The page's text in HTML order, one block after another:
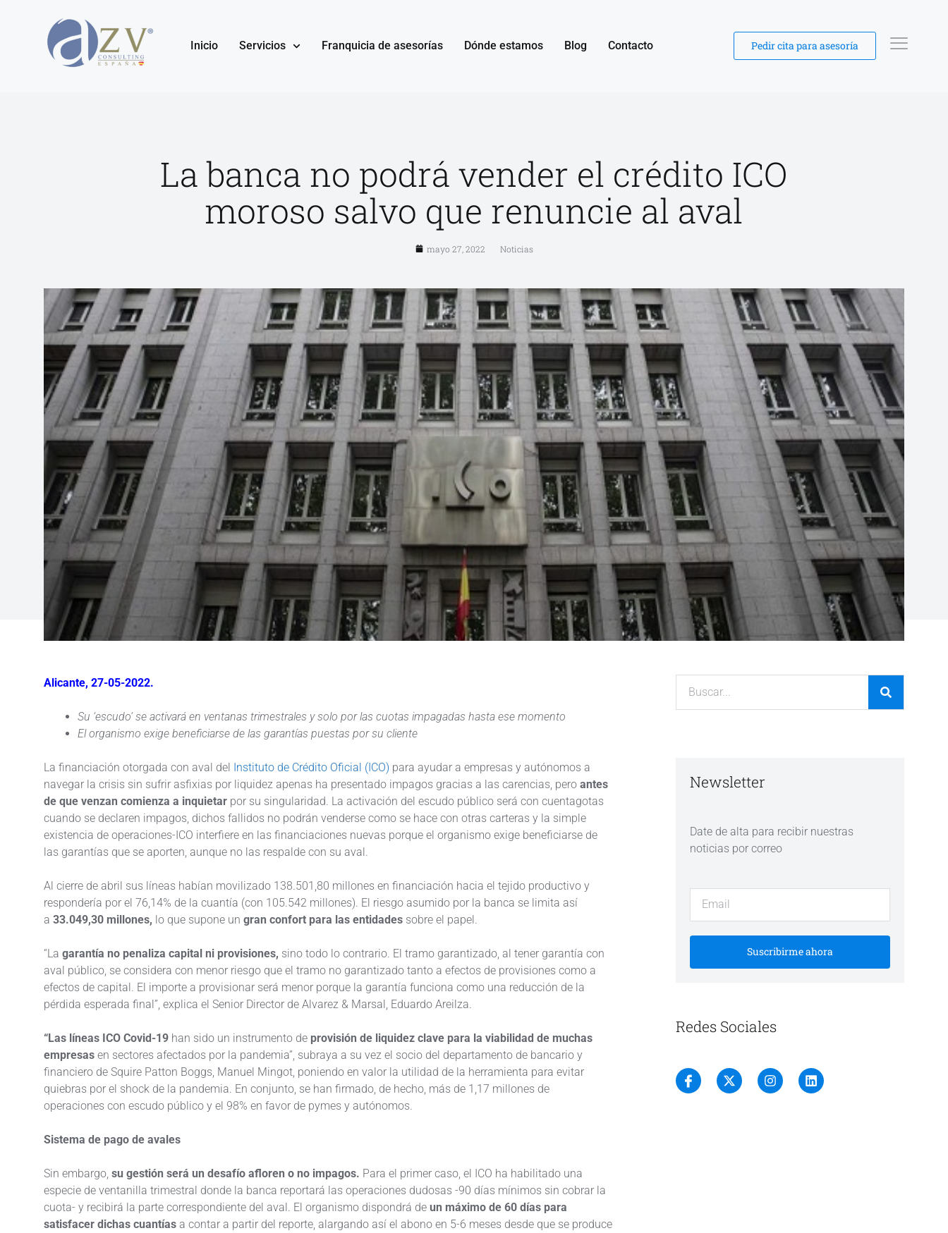
Inicio Servicios Franquicia de asesorías Dónde estamos Blog Contacto Pedir cita para asesoría
La banca no podrá vender el crédito ICO
moroso salvo que renuncie al aval
mayo 27, 2022 Noticias
Alicante, 27-05-2022.
Su ‘escudo’ se activará en ventanas trimestrales y solo por las cuotas impagadas hasta ese momento
El organismo exige beneficiarse de las garantías puestas por su cliente
La financiación otorgada con aval del Instituto de Crédito Oficial (ICO) para ayudar a empresas y autónomos a
navegar la crisis sin sufrir asfixias por liquidez apenas ha presentado impagos gracias a las carencias, pero antes
de que venzan comienza a inquietar por su singularidad. La activación del escudo público será con cuentagotas
cuando se declaren impagos, dichos fallidos no podrán venderse como se hace con otras carteras y la simple
existencia de operaciones-ICO interfiere en las financiaciones nuevas porque el organismo exige beneficiarse de
las garantías que se aporten, aunque no las respalde con su aval.
Al cierre de abril sus líneas habían movilizado 138.501,80 millones en financiación hacia el tejido productivo y
respondería por el 76,14% de la cuantía (con 105.542 millones). El riesgo asumido por la banca se limita así
a 33.049,30 millones, lo que supone un gran confort para las entidades sobre el papel.
“La garantía no penaliza capital ni provisiones, sino todo lo contrario. El tramo garantizado, al tener garantía con
aval público, se considera con menor riesgo que el tramo no garantizado tanto a efectos de provisiones como a
efectos de capital. El importe a provisionar será menor porque la garantía funciona como una reducción de la
pérdida esperada final”, explica el Senior Director de Alvarez & Marsal, Eduardo Areilza.
“Las líneas ICO Covid-19 han sido un instrumento de provisión de liquidez clave para la viabilidad de muchas
empresas en sectores afectados por la pandemia”, subraya a su vez el socio del departamento de bancario y
financiero de Squire Patton Boggs, Manuel Mingot, poniendo en valor la utilidad de la herramienta para evitar
quiebras por el shock de la pandemia. En conjunto, se han firmado, de hecho, más de 1,17 millones de
operaciones con escudo público y el 98% en favor de pymes y autónomos.
Sistema de pago de avales
Sin embargo, su gestión será un desafío afloren o no impagos. Para el primer caso, el ICO ha habilitado una
especie de ventanilla trimestral donde la banca reportará las operaciones dudosas -90 días mínimos sin cobrar la
cuota- y recibirá la parte correspondiente del aval. El organismo dispondrá de un máximo de 60 días para
satisfacer dichas cuantías a contar a partir del reporte, alargando así el abono en 5-6 meses desde que se produce
Newsletter
Date de alta para recibir nuestras
noticias por correo
Suscribirme ahora
Redes Sociales